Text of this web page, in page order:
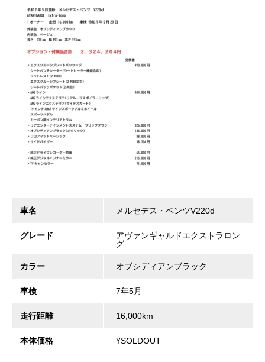
車名 メルセデス・ベンツV220d
グレード
アヴァンギャルドエクストラロン
グ
カラー オブシディアンブラック
車検 7年5月
走行距離 16,000km
本体価格 ¥SOLDOUT